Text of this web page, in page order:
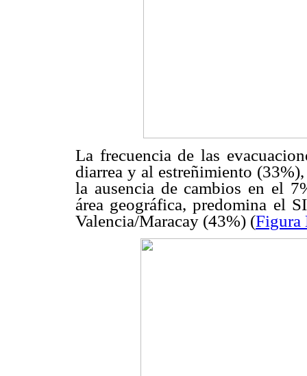
La frecuencia de las
diarrea y al estreñimiento
la ausencia de cambios en el
área geográfica, predomina el
Valencia/Maracay (43%) (Figura